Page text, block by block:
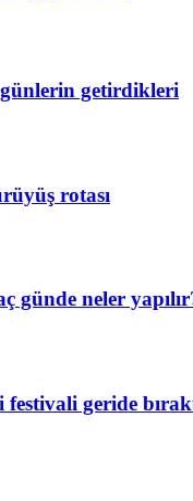
getirdikleri
rotası
günde neler
geride